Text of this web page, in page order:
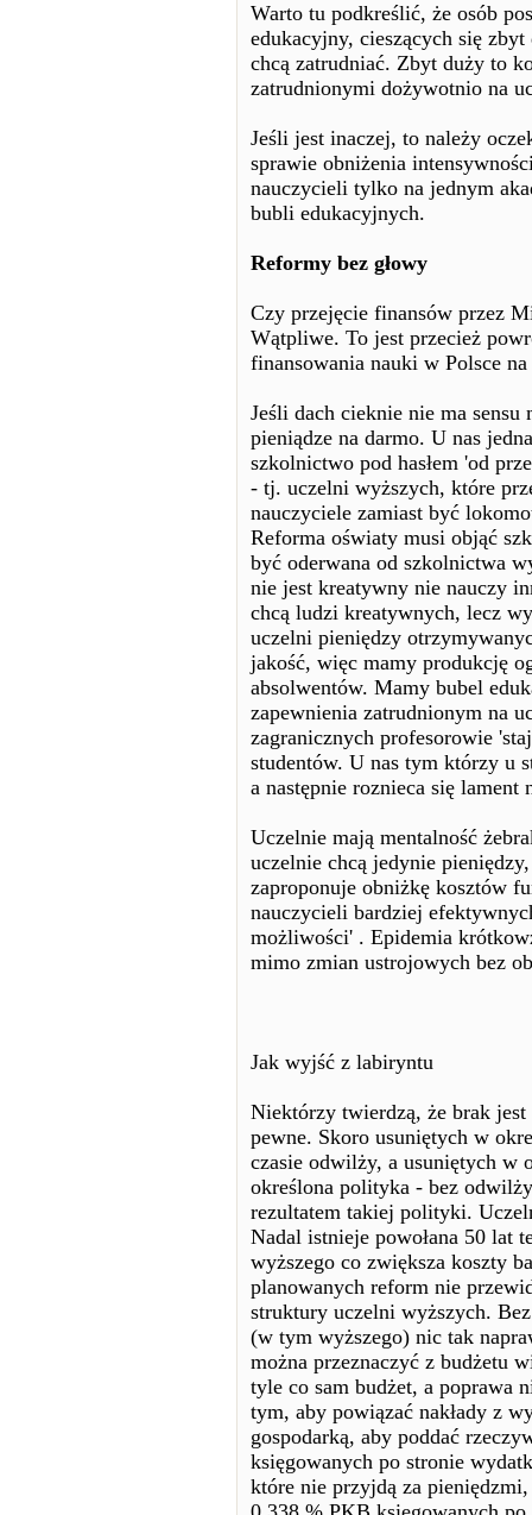
Warto tu podkreślić, że osób
edukacyjny, cieszących się
chcą zatrudniać. Zbyt duży to
zatrudnionymi dożywotnio na
Jeśli jest inaczej, to należy
sprawie obniżenia
nauczycieli tylko na jednym
bubli edukacyjnych.
Reformy bez głowy
Czy przejęcie finansów przez
Wątpliwe. To jest przecież
finansowania nauki w Polsce
Jeśli dach cieknie nie ma
pieniądze na darmo. U nas
szkolnictwo pod hasłem 'od
- tj. uczelni wyższych, które
nauczyciele zamiast być
Reforma oświaty musi objąć
być oderwana od szkolnictwa
nie jest kreatywny nie nauczy
chcą ludzi kreatywnych, lecz
uczelni pieniędzy
jakość, więc mamy produkcję
absolwentów. Mamy bubel
zapewnienia zatrudnionym na
zagranicznych profesorowie
studentów. U nas tym którzy u
a następnie roznieca się
Uczelnie mają mentalność
uczelnie chcą jedynie
zaproponuje obniżkę kosztów
nauczycieli bardziej
możliwości' . Epidemia
mimo zmian ustrojowych bez
Jak wyjść z labiryntu
Niektórzy twierdzą, że brak
pewne. Skoro usuniętych w
czasie odwilży, a usuniętych w
określona polityka - bez
rezultatem takiej polityki.
Nadal istnieje powołana 50 lat
wyższego co zwiększa koszty
planowanych reform nie
struktury uczelni wyższych.
(w tym wyższego) nic tak
można przeznaczyć z budżetu
tyle co sam budżet, a poprawa
tym, aby powiązać nakłady z
gospodarką, aby poddać
księgowanych po stronie
które nie przyjdą za